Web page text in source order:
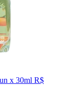
x 30ml R$